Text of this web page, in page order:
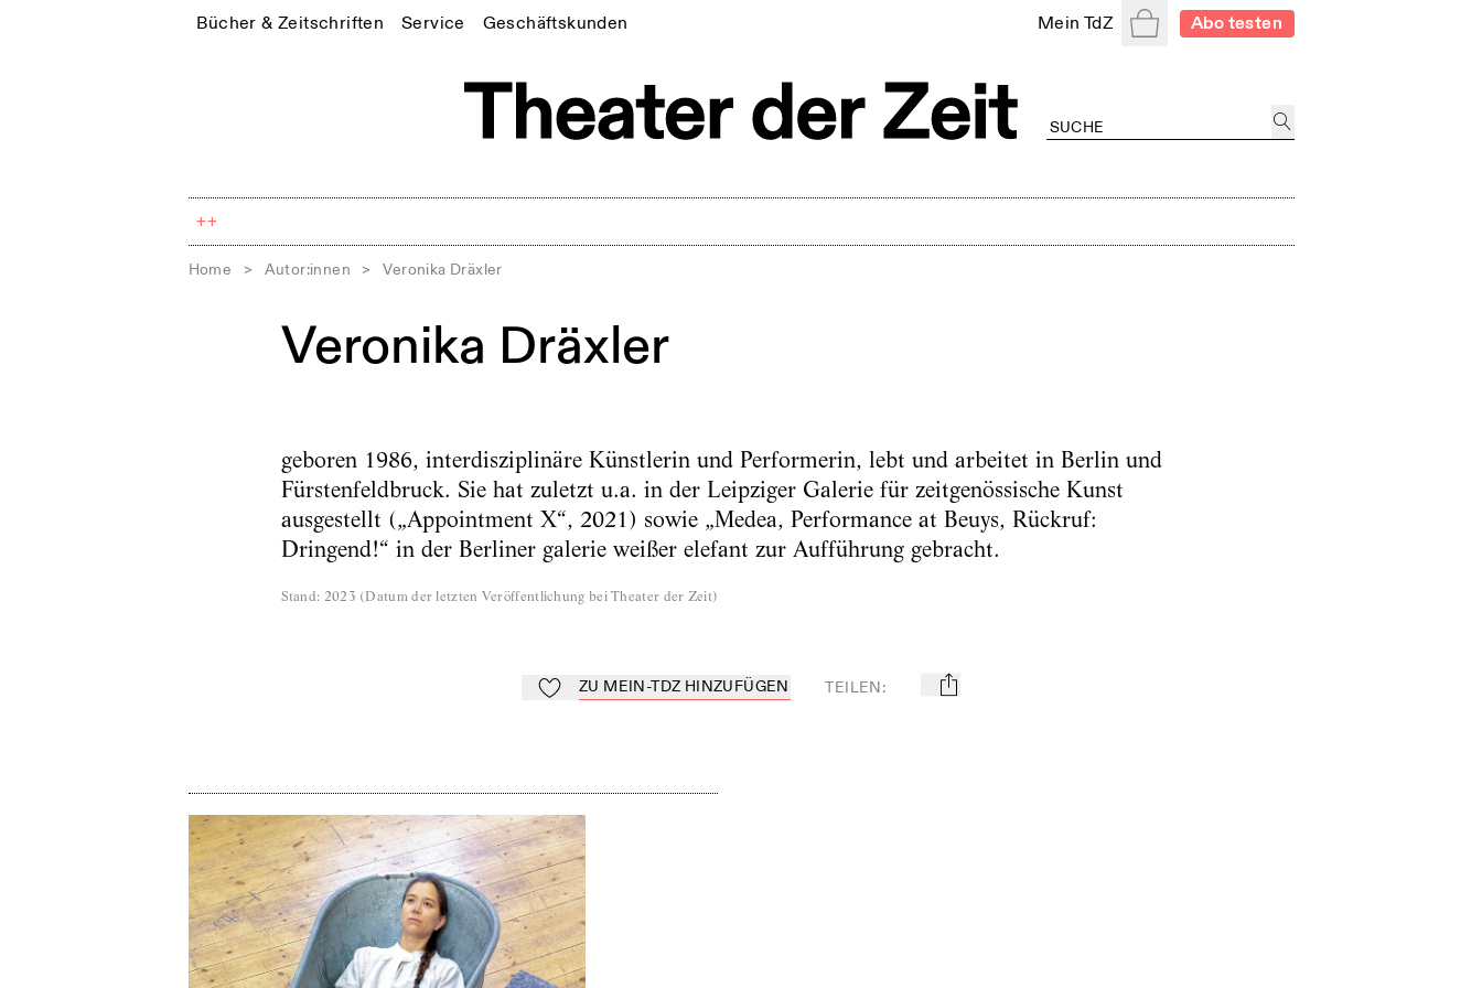
Bücher & Zeitschriften Service Geschäftskunden Mein TdZ WarenkorbAbo testen
++
Home > Autor:innen > Veronika Dräxler
Veronika Dräxler
geboren 1986, interdisziplinäre Künstlerin und Performerin, lebt und arbeitet in Berlin und
Fürstenfeldbruck. Sie hat zuletzt u.a. in der Leipziger Galerie für zeitgenössische Kunst
ausgestellt („Appointment X“, 2021) sowie „Medea, Performance at Beuys, Rückruf:
Dringend!“ in der Berliner galerie weißer elefant zur Aufführung gebracht.
Stand: 2023 (Datum der letzten Veröffentlichung bei Theater der Zeit)
Zu Mein-TdZ hinzufügen
ZU MEIN-TDZ HINZUFÜGEN TEILEN: mail